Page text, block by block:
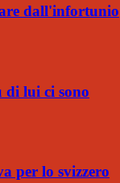
dall'infortunio
di lui ci sono
per lo svizzero